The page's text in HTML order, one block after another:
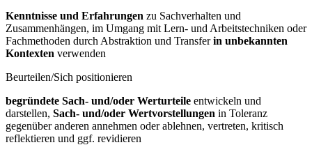
Kenntnisse und Erfahrungen zu Sachverhalten und
Zusammenhängen, im Umgang mit Lern- und Arbeitstechniken oder
Fachmethoden durch Abstraktion und Transferin unbekannten
Kontexten verwenden
Beurteilen/Sich positionieren
begründete Sach- und/oder Werturteile entwickeln und
darstellen, Sach- und/oder Wertvorstellungen in Toleranz
gegenüber anderen annehmen oder ablehnen, vertreten, kritisch
reflektieren und ggf. revidieren